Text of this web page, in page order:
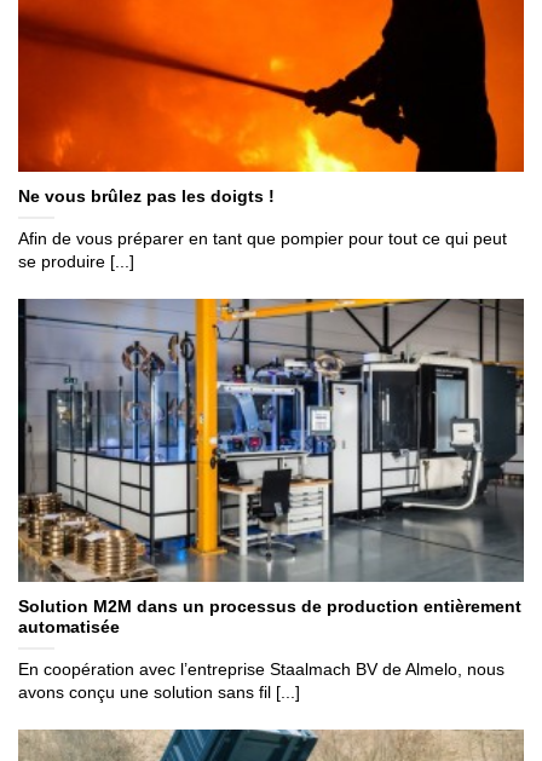
Ne vous brûlez pas les doigts !
Afin de vous préparer en tant que pompier pour tout ce qui peut
se produire [...]
Solution M2M dans un processus de production entièrement
automatisée
En coopération avec l’entreprise Staalmach BV de Almelo, nous
avons conçu une solution sans fil [...]